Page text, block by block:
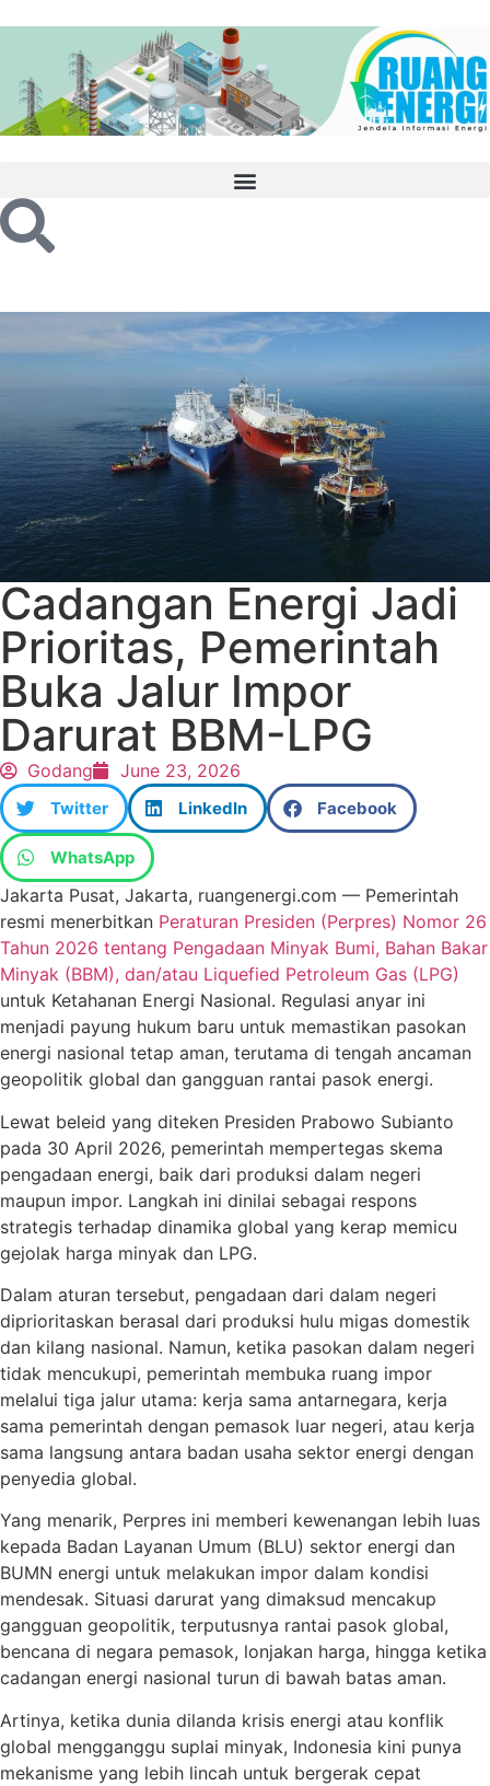
Cadangan Energi Jadi
Prioritas, Pemerintah
Buka Jalur Impor
Darurat BBM-LPG
Godang June 23, 2026
Twitter LinkedIn Facebook
WhatsApp
Jakarta Pusat, Jakarta, ruangenergi.com — Pemerintah
resmi menerbitkan Peraturan Presiden (Perpres) Nomor 26
Tahun 2026 tentang Pengadaan Minyak Bumi, Bahan Bakar
Minyak (BBM), dan/atau Liquefied Petroleum Gas (LPG)
untuk Ketahanan Energi Nasional. Regulasi anyar ini
menjadi payung hukum baru untuk memastikan pasokan
energi nasional tetap aman, terutama di tengah ancaman
geopolitik global dan gangguan rantai pasok energi.
Lewat beleid yang diteken Presiden Prabowo Subianto
pada 30 April 2026, pemerintah mempertegas skema
pengadaan energi, baik dari produksi dalam negeri
maupun impor. Langkah ini dinilai sebagai respons
strategis terhadap dinamika global yang kerap memicu
gejolak harga minyak dan LPG.
Dalam aturan tersebut, pengadaan dari dalam negeri
diprioritaskan berasal dari produksi hulu migas domestik
dan kilang nasional. Namun, ketika pasokan dalam negeri
tidak mencukupi, pemerintah membuka ruang impor
melalui tiga jalur utama: kerja sama antarnegara, kerja
sama pemerintah dengan pemasok luar negeri, atau kerja
sama langsung antara badan usaha sektor energi dengan
penyedia global.
Yang menarik, Perpres ini memberi kewenangan lebih luas
kepada Badan Layanan Umum (BLU) sektor energi dan
BUMN energi untuk melakukan impor dalam kondisi
mendesak. Situasi darurat yang dimaksud mencakup
gangguan geopolitik, terputusnya rantai pasok global,
bencana di negara pemasok, lonjakan harga, hingga ketika
cadangan energi nasional turun di bawah batas aman.
Artinya, ketika dunia dilanda krisis energi atau konflik
global mengganggu suplai minyak, Indonesia kini punya
mekanisme yang lebih lincah untuk bergerak cepat